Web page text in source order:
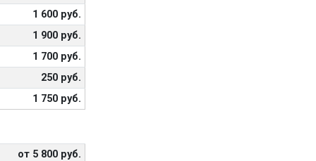
1 600 руб.
1 900 руб.
1 700 руб.
250 руб.
1 750 руб.
от 5 800 руб.